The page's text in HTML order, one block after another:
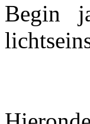
Begin